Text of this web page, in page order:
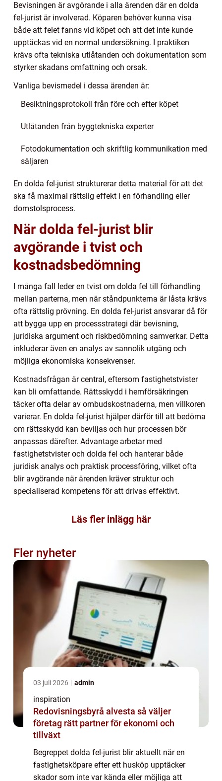
Bevisningen är avgörande i alla ärenden där en dolda
fel-jurist är involverad. Köparen behöver kunna visa
både att felet fanns vid köpet och att det inte kunde
upptäckas vid en normal undersökning. I praktiken
krävs ofta tekniska utlåtanden och dokumentation som
styrker skadans omfattning och orsak.
Vanliga bevismedel i dessa ärenden är:
Besiktningsprotokoll från före och efter köpet
Utlåtanden från byggtekniska experter
Fotodokumentation och skriftlig kommunikation med
säljaren
En dolda fel-jurist strukturerar detta material för att det
ska få maximal rättslig effekt i en förhandling eller
domstolsprocess.
När dolda fel-jurist blir
avgörande i tvist och
kostnadsbedömning
I många fall leder en tvist om dolda fel till förhandling
mellan parterna, men när ståndpunkterna är låsta krävs
ofta rättslig prövning. En dolda fel-jurist ansvarar då för
att bygga upp en processstrategi där bevisning,
juridiska argument och riskbedömning samverkar. Detta
inkluderar även en analys av sannolik utgång och
möjliga ekonomiska konsekvenser.
Kostnadsfrågan är central, eftersom fastighetstvister
kan bli omfattande. Rättsskydd i hemförsäkringen
täcker ofta delar av ombudskostnaderna, men villkoren
varierar. En dolda fel-jurist hjälper därför till att bedöma
om rättsskydd kan beviljas och hur processen bör
anpassas därefter. Advantage arbetar med
fastighetstvister och dolda fel och hanterar både
juridisk analys och praktisk processföring, vilket ofta
blir avgörande när ärenden kräver struktur och
specialiserad kompetens för att drivas effektivt.
Läs fler inlägg här
Fler nyheter
03 juli 2026 admin
inspiration
Redovisningsbyrå alvesta så väljer
företag rätt partner för ekonomi och
tillväxt
Begreppet dolda fel-jurist blir aktuellt när en
fastighetsköpare efter ett husköp upptäcker
skador som inte var kända eller möjliga att